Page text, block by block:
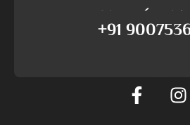
আমাদের সমর্থনের সাথে
+91